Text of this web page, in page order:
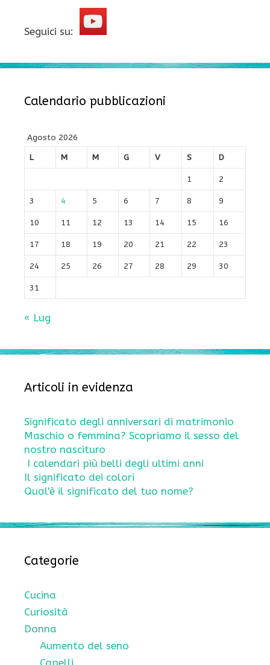
Seguici su:
Calendario pubblicazioni
Agosto 2026
L
M M G V S D
1 2
3 4 5 6 7 8 9
10 11 12 13 14 15 16
17 18 19 20 21 22 23
24 25 26 27 28 29 30
31
« Lug
Articoli in evidenza
Significato degli anniversari di matrimonio
Maschio o femmina? Scopriamo il sesso del
nostro nascituro
I calendari più belli degli ultimi anni
Il significato dei colori
Qual'è il significato del tuo nome?
Categorie
Cucina
Curiosità
Donna
Aumento del seno